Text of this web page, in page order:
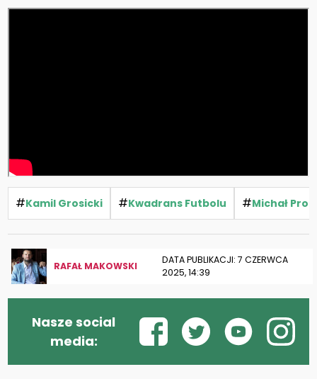
#Kamil Grosicki #Kwadrans Futbolu #Michał
RAFAŁ MAKOWSKI
DATA PUBLIKACJI: 7 CZERWCA
2025, 14:39
Nasze social
media: